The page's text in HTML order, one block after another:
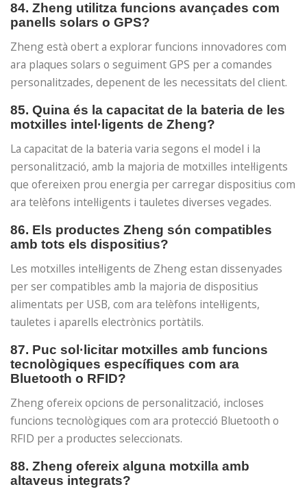
84. Zheng utilitza funcions avançades com
panells solars o GPS?
Zheng està obert a explorar funcions innovadores com
ara plaques solars o seguiment GPS per a comandes
personalitzades, depenent de les necessitats del client.
85. Quina és la capacitat de la bateria de les
motxilles intel·ligents de Zheng?
La capacitat de la bateria varia segons el model i la
personalització, amb la majoria de motxilles intel·ligents
que ofereixen prou energia per carregar dispositius com
ara telèfons intel·ligents i tauletes diverses vegades.
86. Els productes Zheng són compatibles
amb tots els dispositius?
Les motxilles intel·ligents de Zheng estan dissenyades
per ser compatibles amb la majoria de dispositius
alimentats per USB, com ara telèfons intel·ligents,
tauletes i aparells electrònics portàtils.
87. Puc sol·licitar motxilles amb funcions
tecnològiques específiques com ara
Bluetooth o RFID?
Zheng ofereix opcions de personalització, incloses
funcions tecnològiques com ara protecció Bluetooth o
RFID per a productes seleccionats.
88. Zheng ofereix alguna motxilla amb
altaveus integrats?